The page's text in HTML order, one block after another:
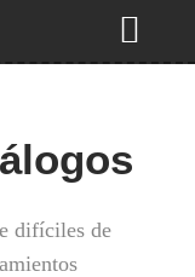
difíciles de